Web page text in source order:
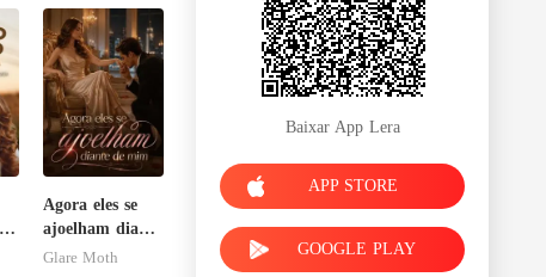
Agora eles se
ajoelham diante
de mim
Glare Moth
Baixar App Lera
APP STORE
GOOGLE PLAY